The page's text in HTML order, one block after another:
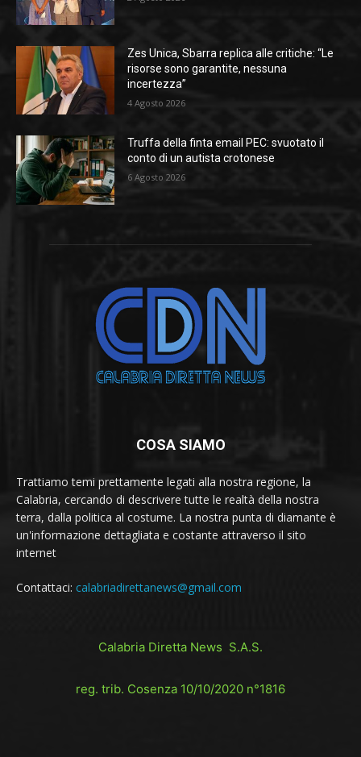
Zes Unica, Sbarra replica alle critiche: “Le
risorse sono garantite, nessuna
incertezza”
4 Agosto 2026
Truffa della finta email PEC: svuotato il
conto di un autista crotonese
6 Agosto 2026
COSA SIAMO
Trattiamo temi prettamente legati alla nostra regione, la
Calabria, cercando di descrivere tutte le realtà della nostra
terra, dalla politica al costume. La nostra punta di diamante è
un'informazione dettagliata e costante attraverso il sito
internet
Contattaci: calabriadirettanews@gmail.com
Calabria Diretta News S.A.S.
reg. trib. Cosenza 10/10/2020 n°1816